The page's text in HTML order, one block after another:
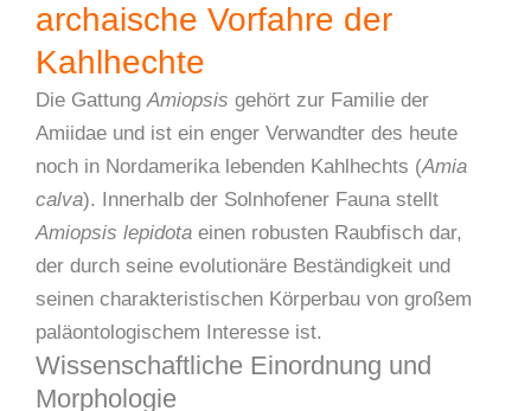
archaische Vorfahre der
Kahlhechte
Die GattungAmiopsis gehört zur Familie der
Amiidae und ist ein enger Verwandter des heute
noch in Nordamerika lebenden Kahlhechts (Amia
calva). Innerhalb der Solnhofener Fauna stellt
Amiopsis lepidota einen robusten Raubfisch dar,
der durch seine evolutionäre Beständigkeit und
seinen charakteristischen Körperbau von großem
paläontologischem Interesse ist.
Wissenschaftliche Einordnung und
Morphologie